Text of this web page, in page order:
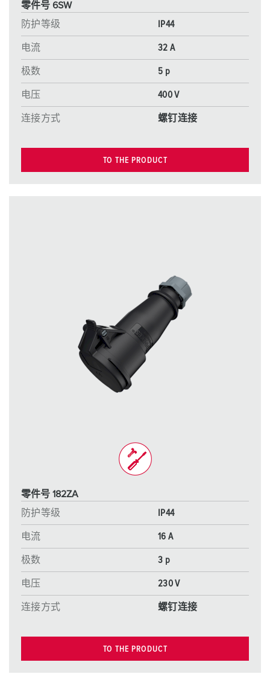
零件号 6SW
防护等级
IP44
电流 32 A
极数 5 p
电压 400 V
连接方式 螺钉连接
TO THE PRODUCT
零件号 182ZA
防护等级
IP44
电流 16 A
极数 3 p
电压 230 V
连接方式 螺钉连接
TO THE PRODUCT